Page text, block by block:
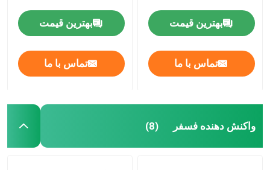
محصولات
بهترین قیمت
تماس با ما
بهترین قیمت
تماس با ما
واکنش دهنده فسفر (8)